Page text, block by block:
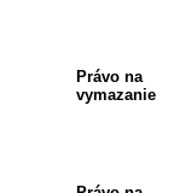
Právo na
vymazanie